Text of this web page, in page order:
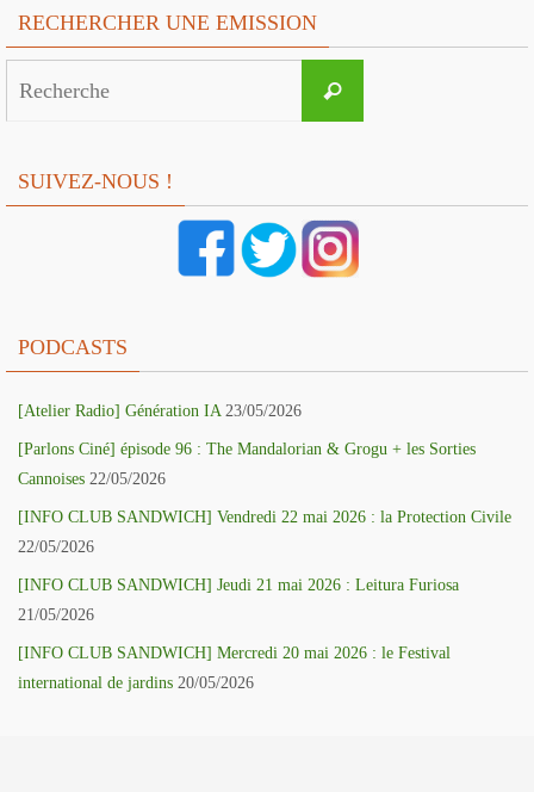
RECHERCHER UNE EMISSION
Recherche
SUIVEZ-NOUS !
PODCASTS
[Atelier Radio] Génération IA 23/05/2026
[Parlons Ciné] épisode 96 : The Mandalorian & Grogu + les Sorties
Cannoises 22/05/2026
[INFO CLUB SANDWICH] Vendredi 22 mai 2026 : la Protection Civile
22/05/2026
[INFO CLUB SANDWICH] Jeudi 21 mai 2026 : Leitura Furiosa
21/05/2026
[INFO CLUB SANDWICH] Mercredi 20 mai 2026 : le Festival
international de jardins 20/05/2026